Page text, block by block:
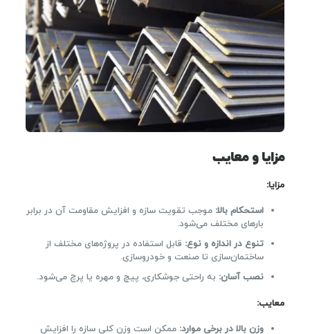
مزایا و معایب
مزایا:
استحکام بالا: موجب تقویت سازه و افزایش مقاومت آن در برابر
بارهای مختلف می‌شود.
تنوع در اندازه و نوع: قابل استفاده در پروژه‌های مختلف از
ساختمان‌سازی تا صنعت و خودروسازی.
نصب آسان: به راحتی جوشکاری، پیچ و مهره یا پرچ می‌شود.
معایب:
وزن بالا در برخی موارد: ممکن است وزن کلی سازه را افزایش